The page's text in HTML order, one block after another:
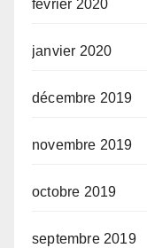
février 2020
janvier 2020
décembre 2019
novembre 2019
octobre 2019
septembre 2019